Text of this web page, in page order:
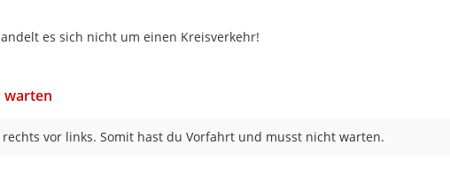
es sich nicht um einen Kreisverkehr!
warten
rechts vor links. Somit hast du Vorfahrt und musst nicht warten.